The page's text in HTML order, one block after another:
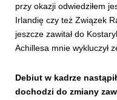
przy okazji odwiedziłem
Irlandię czy też Związek
jeszcze zawitał do
Achillesa mnie wykluczył
Debiut w kadrze
dochodzi do zmiany